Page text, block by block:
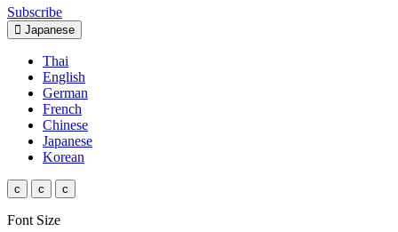
Subscribe
Japanese
Thai
English
German
French
Chinese
Japanese
Korean
c c c
Font Size